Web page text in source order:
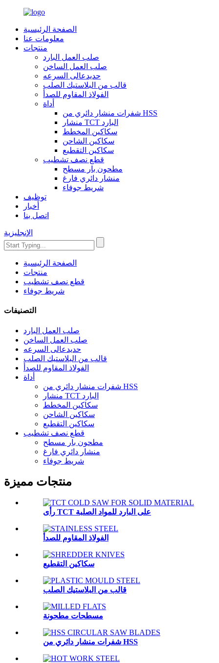
الصفحة الرئيسية
معلومات عنا
منتجات
صلب العمل البارد
صلب العمل الساخن
حديدعالى السرعه
قالب من البلاستيك الصلب
الفولاذ المقاوم للصدأ
أداة
شفرات منشار دائري من HSS
منشار TCT البارد
سكاكين المخطط
سكاكين الشاحن
سكاكين التقطيع
قطع نصف تشطيب
مطحون بار مسطح
منشار دائري فارغ
شريط جوفاء
توظيف
أخبار
اتصل بنا
الإنجليزية
الصفحة الرئيسية
منتجات
قطع نصف تشطيب
شريط جوفاء
التصنيفات
صلب العمل البارد
صلب العمل الساخن
حديدعالى السرعه
قالب من البلاستيك الصلب
الفولاذ المقاوم للصدأ
أداة
شفرات منشار دائري من HSS
منشار TCT البارد
سكاكين المخطط
سكاكين الشاحن
سكاكين التقطيع
قطع نصف تشطيب
مطحون بار مسطح
منشار دائري فارغ
شريط جوفاء
منتجات مميزة
رأى TCT على البارد للمواد الصلبة
الفولاذ المقاوم للصدأ
سكاكين التقطيع
قالب من البلاستيك الصلب
مسطحات مطحونة
شفرات منشار دائري من HSS